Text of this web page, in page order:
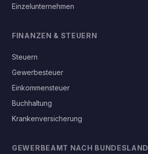
Einzelunternehmen
FINANZEN & STEUERN
Steuern
Gewerbesteuer
Einkommensteuer
Buchhaltung
Krankenversicherung
GEWERBEAMT NACH BUNDESLAND